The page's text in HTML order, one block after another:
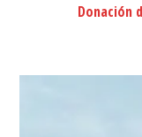
Donación